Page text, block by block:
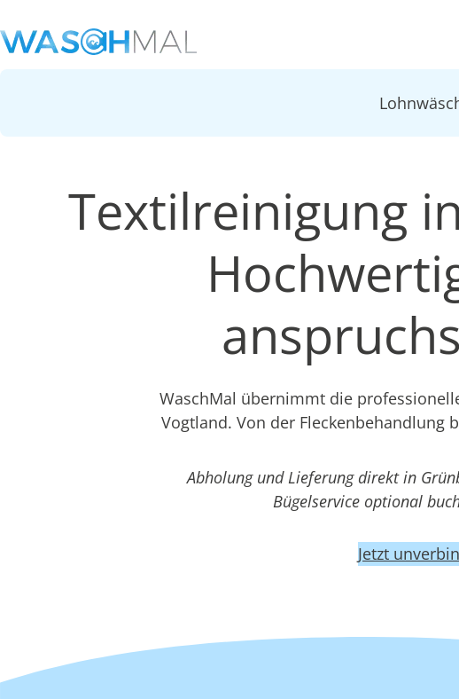
Textilreinigung
WaschMal übernimmt die
Vogtland. Von der Fleckenbehandlung
Abholung und Lieferung direkt in
Bügelservice optional
Jetzt